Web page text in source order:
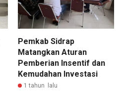
Pemkab Sidrap
Matangkan Aturan
Pemberian Insentif dan
Kemudahan Investasi
1 tahun lalu